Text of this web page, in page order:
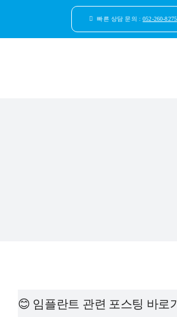
빠른 상담 문의 :052-260-8275
😊 임플란트 관련 포스팅 바로